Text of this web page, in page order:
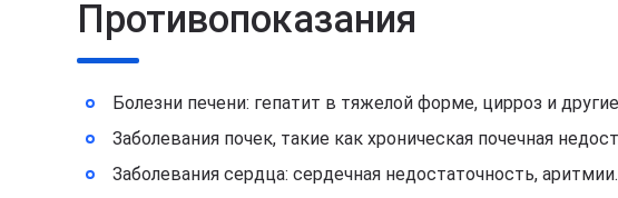
Противопоказания
Болезни печени: гепатит в тяжелой форме, цирроз и
Заболевания почек, такие как хроническая почечная
Заболевания сердца: сердечная недостаточность, аритмии.